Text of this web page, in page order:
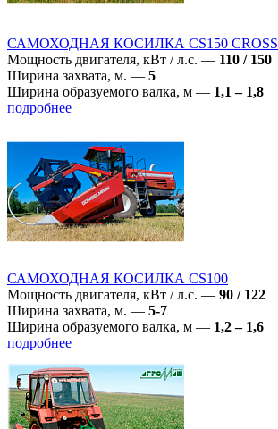
САМОХОДНАЯ КОСИЛКА CS150 CROSS
Мощность двигателя, кВт / л.с. — 110 / 150
Ширина захвата, м. — 5
Ширина образуемого валка, м — 1,1 – 1,8
подробнее
САМОХОДНАЯ КОСИЛКА CS100
Мощность двигателя, кВт / л.с. — 90 / 122
Ширина захвата, м. — 5-7
Ширина образуемого валка, м — 1,2 – 1,6
подробнее